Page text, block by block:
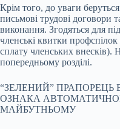
Крім того, до уваги
письмові трудові договори
виконання. Згодяться для
членські квитки
сплату членських внесків).
попередньому розділі.
“ЗЕЛЕНИЙ” ПРАПОРЕЦЬ
ОЗНАКА
МАЙБУТНЬОМУ